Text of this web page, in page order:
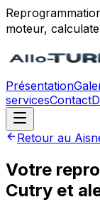
moteur,
Présentation
servicesContact
Retour au
Votre
Cutry et